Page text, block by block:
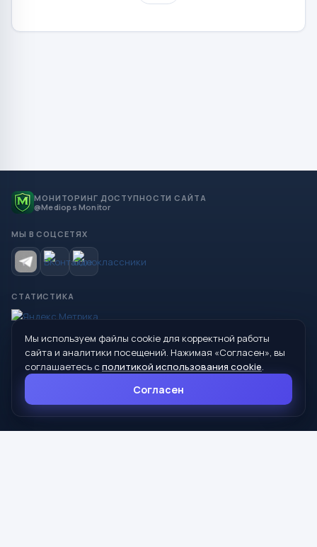
МОНИТОРИНГ ДОСТУПНОСТИ САЙТА
@Mediops Monitor
МЫ В СОЦСЕТЯХ
СТАТИСТИКА
© 2026 Управление образования Администрации МО
Сухой Лог
624800, Свердловская область, г. Сухой Лог, ул. Кирова, дом 7
8 (34373) 4-33-85
Мы используем файлы cookie для корректной работы
сайта и аналитики посещений. Нажимая «Согласен», вы
соглашаетесь с политикой использования cookie.
Согласен